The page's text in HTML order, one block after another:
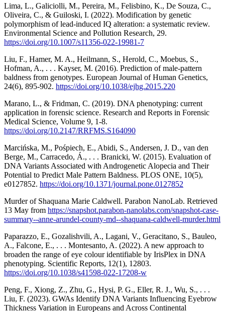
Lima, L., Galiciolli, M., Pereira, M., Felisbino, K., De Souza, C.,
Oliveira, C., & Guiloski, I. (2022). Modification by genetic
polymorphism of lead-induced IQ alteration: a systematic review.
Environmental Science and Pollution Research, 29.
https://doi.org/10.1007/s11356-022-19981-7
Liu, F., Hamer, M. A., Heilmann, S., Herold, C., Moebus, S.,
Hofman, A., . . . Kayser, M. (2016). Prediction of male-pattern
baldness from genotypes. European Journal of Human Genetics,
24(6), 895-902. https://doi.org/10.1038/ejhg.2015.220
Marano, L., & Fridman, C. (2019). DNA phenotyping: current
application in forensic science. Research and Reports in Forensic
Medical Science, Volume 9, 1-8.
https://doi.org/10.2147/RRFMS.S164090
Marcińska, M., Pośpiech, E., Abidi, S., Andersen, J. D., van den
Berge, M., Carracedo, Á., . . . Branicki, W. (2015). Evaluation of
DNA Variants Associated with Androgenetic Alopecia and Their
Potential to Predict Male Pattern Baldness. PLOS ONE, 10(5),
e0127852. https://doi.org/10.1371/journal.pone.0127852
Murder of Shaquana Marie Caldwell. Parabon NanoLab. Retrieved
13 May from https://snapshot.parabon-nanolabs.com/snapshot-case-
summary--anne-arundel-county-md--shaquana-caldwell-murder.html
Paparazzo, E., Gozalishvili, A., Lagani, V., Geracitano, S., Bauleo,
A., Falcone, E., . . . Montesanto, A. (2022). A new approach to
broaden the range of eye colour identifiable by IrisPlex in DNA
phenotyping. Scientific Reports, 12(1), 12803.
https://doi.org/10.1038/s41598-022-17208-w
Peng, F., Xiong, Z., Zhu, G., Hysi, P. G., Eller, R. J., Wu, S., . . .
Liu, F. (2023). GWAs Identify DNA Variants Influencing Eyebrow
Thickness Variation in Europeans and Across Continental